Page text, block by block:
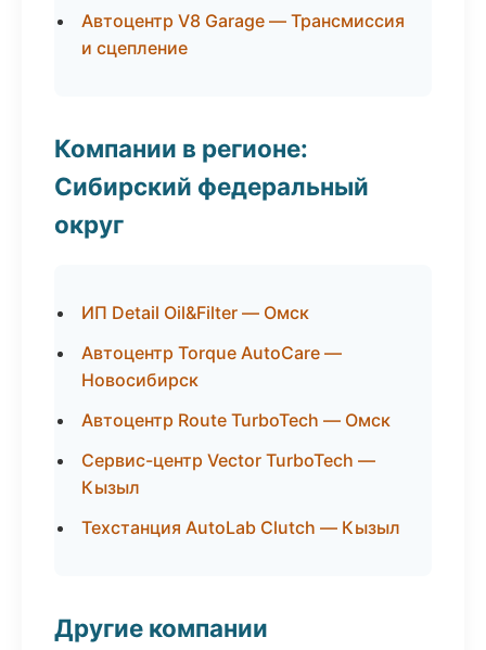
Автоцентр V8 Garage — Трансмиссия
и сцепление
Компании в регионе:
Сибирский федеральный
округ
ИП Detail Oil&Filter — Омск
Автоцентр Torque AutoCare —
Новосибирск
Автоцентр Route TurboTech — Омск
Сервис-центр Vector TurboTech —
Кызыл
Техстанция AutoLab Clutch — Кызыл
Другие компании